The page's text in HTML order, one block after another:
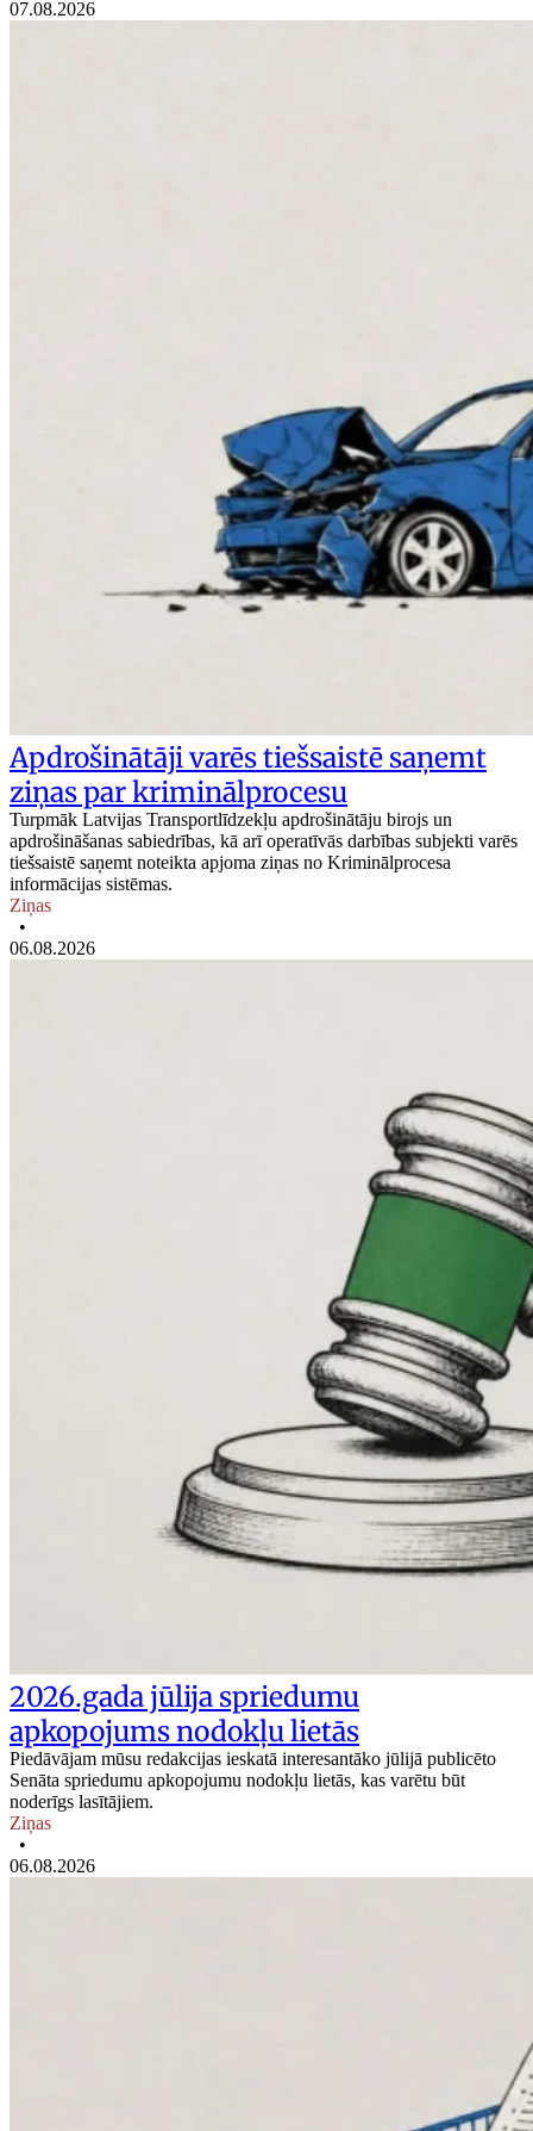
07.08.2026
Apdrošinātāji varēs tiešsaistē saņemt
ziņas par kriminālprocesu
Turpmāk Latvijas Transportlīdzekļu apdrošinātāju birojs un
apdrošināšanas sabiedrības, kā arī operatīvās darbības subjekti varēs
tiešsaistē saņemt noteikta apjoma ziņas no Kriminālprocesa
informācijas sistēmas.
Ziņas
•
06.08.2026
2026.gada jūlija spriedumu
apkopojums nodokļu lietās
Piedāvājam mūsu redakcijas ieskatā interesantāko jūlijā publicēto
Senāta spriedumu apkopojumu nodokļu lietās, kas varētu būt
noderīgs lasītājiem.
Ziņas
•
06.08.2026